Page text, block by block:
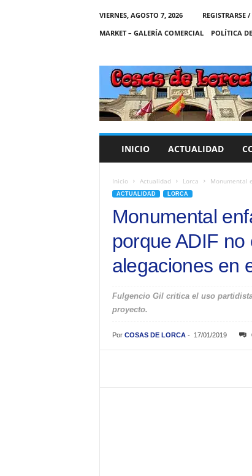
VIERNES, AGOSTO 7, 2026
REGISTRARSE
MARKET – GALERÍA COMERCIAL
POLÍTICA
C
A
S
INICIO ACTUALIDAD
Inicio Actualidad Lorca Monumental
ACTUALIDAD LORCA
Monumental
porque ADIF
alegaciones en
Fulgencio Gil critica el uso
proyecto.
Por COSAS DE LORCA- 17/01/2019